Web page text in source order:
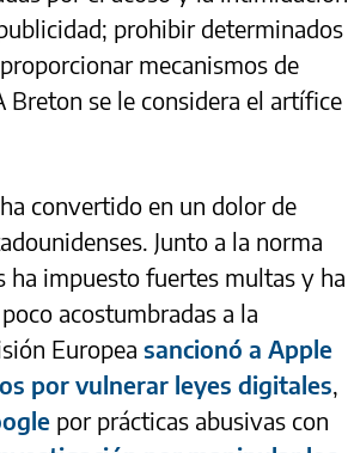
prohibir determinados
mecanismos de
se le considera el artífice
convertido en un dolor de
Junto a la norma
ha impuesto fuertes multas y ha
acostumbradas a la
Europea sancionó a Apple
por vulnerar leyes digitales,
por prácticas abusivas con